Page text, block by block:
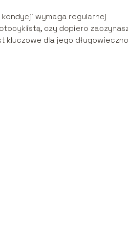
wymaga regularnej
czy dopiero
kluczowe dla jego